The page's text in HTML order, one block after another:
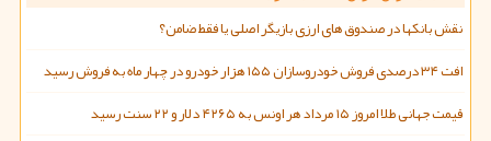
نقش بانکها در صندوق های ارزی بازیگر اصلی یا فقط ضامن؟
افت ۳۴ درصدی فروش خودروسازان ۱۵۵ هزار خودرو در چهار ماه به فروش رسید
قیمت جهانی طلا امروز ۱۵ مرداد هر اونس به ۴۲۶۵ دلار و ۲۲ سنت رسید